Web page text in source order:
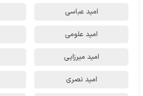
امید عباسی
امید علومی
امید میرزایی
امید نصری